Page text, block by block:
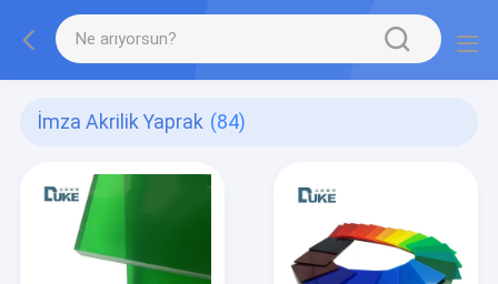
İmza Akrilik Yaprak (84)